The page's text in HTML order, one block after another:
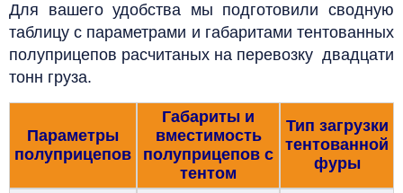
Для вашего удобства мы подготовили сводную
таблицу с параметрами и габаритами тентованных
полуприцепов расчитаных на перевозку двадцати
тонн груза.
Параметры
полуприцепов
Габариты и
вместимость
полуприцепов с
тентом
Тип загрузки
тентованной
фуры